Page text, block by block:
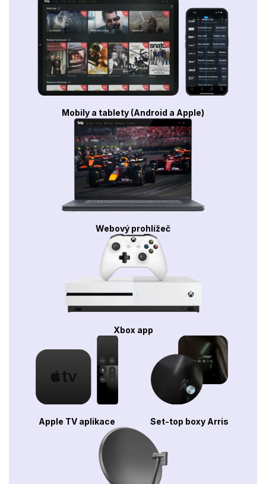
Mobily a tablety (Android a Apple)
Webový prohlížeč
Xbox app
Apple TV aplikace Set-top boxy Arris